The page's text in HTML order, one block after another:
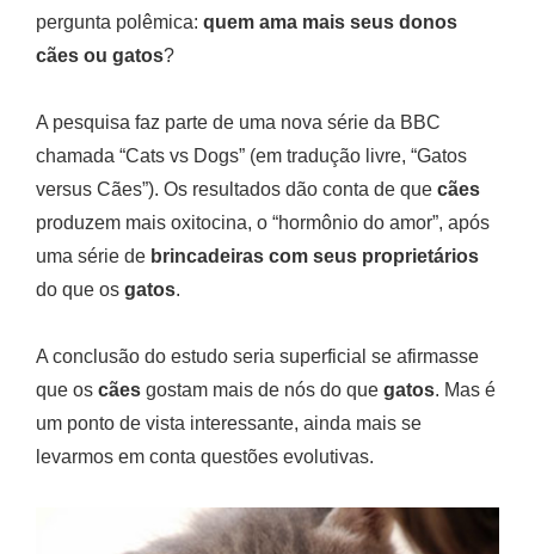
pergunta polêmica: quem ama mais seus donos
cães ou gatos?
A pesquisa faz parte de uma nova série da BBC
chamada “Cats vs Dogs” (em tradução livre, “Gatos
versus Cães”). Os resultados dão conta de que cães
produzem mais oxitocina, o “hormônio do amor”, após
uma série de brincadeiras com seus proprietários
do que os gatos.
A conclusão do estudo seria superficial se afirmasse
que os cães gostam mais de nós do que gatos. Mas é
um ponto de vista interessante, ainda mais se
levarmos em conta questões evolutivas.